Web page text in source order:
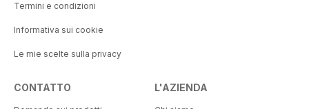
Termini e condizioni
Informativa sui cookie
Le mie scelte sulla privacy
CONTATTO L'AZIENDA